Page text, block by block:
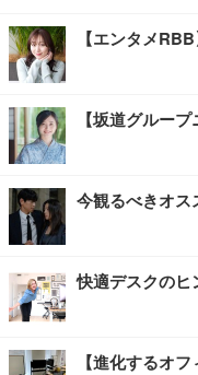
【エンタメ
【坂道グルー
今観るべきオス
快適デスクの
【進化するオフ